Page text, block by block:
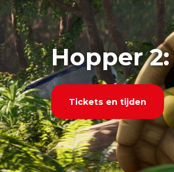
Hopper
Tickets en tijden